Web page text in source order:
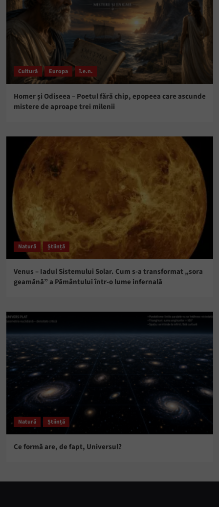
Cultură Europa î.e.n.
Homer și Odiseea – Poetul fără chip, epopeea care ascunde
mistere de aproape trei milenii
Natură Știință
Venus – Iadul Sistemului Solar. Cum s-a transformat „sora
geamănă” a Pământului într-o lume infernală
Natură Știință
Ce formă are, de fapt, Universul?